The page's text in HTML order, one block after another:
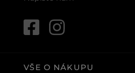
VŠE O NÁKUPU